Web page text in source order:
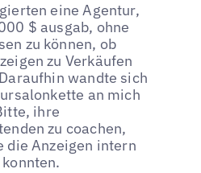
eine Agentur,
$ ausgab, ohne
zu können, ob
zu Verkäufen
wandte sich
an mich
ihre
zu coachen,
die Anzeigen intern